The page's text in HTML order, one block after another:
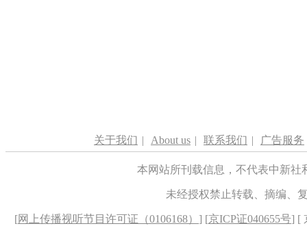
关于我们 | About us | 联系我们 | 广告服务
本网站所刊载信息，不代表中新
未经授权禁止转载、摘编、
[网上传播视听节目许可证（0106168） ] [京ICP证040655号] [